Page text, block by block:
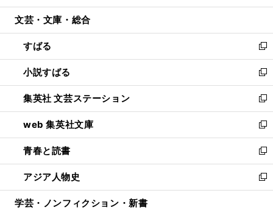
開
ウ
開
く
ン
ウ
で
開
く
ウ
ン
ド
ウ
で
開
く
文芸・文庫・総合
すばる
新
し
い
ウ
ィ
ン
ド
ウ
で
開
く
小説すばる
新
し
い
ウ
ィ
ン
ド
ウ
で
開
集英社 文芸ステーション
新
し
い
ウ
ィ
ン
ド
ウ
web 集英社文庫
新
し
い
ウ
ィ
ン
青春と読書
新
し
い
ウ
アジア人物史
新
し
学芸・ノンフィクション・新書